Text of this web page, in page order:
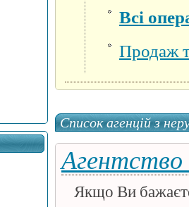
Всі
Продаж
Список агенцій з
Агентство
Якщо Ви